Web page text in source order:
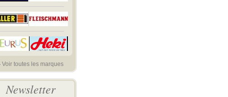
Voir toutes les marques
Newsletter